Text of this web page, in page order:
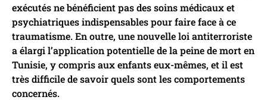
exécutés ne bénéficient pas des soins médicaux et
psychiatriques indispensables pour faire face à ce
traumatisme. En outre, une nouvelle loi antiterroriste
a élargi l’application potentielle de la peine de mort en
Tunisie, y compris aux enfants eux-mêmes, et il est
très difficile de savoir quels sont les comportements
concernés.